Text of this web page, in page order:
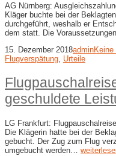
AG Nürnberg:
Kläger buchte bei der
durchgeführt, weshalb er
dem statt. Die
15. Dezember 2018admin
Flugverspätung Urteile
geschuldete
LG Frankfurt:
Die Klägerin hatte bei der
gebucht. Der Zug zum Flug
umgebucht werden…